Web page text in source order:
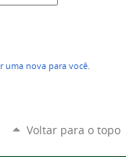
uma nova para você.
Voltar para o topo